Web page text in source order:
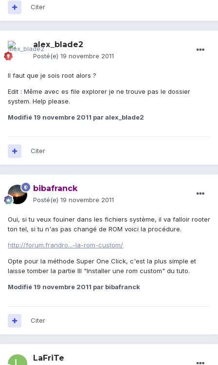
Citer
alex_blade2
Posté(e) 19 novembre 2011
Il faut que je sois root alors ?
Edit : Même avec es file explorer je ne trouve pas le dossier
system. Help please.
Modifié 19 novembre 2011 par alex_blade2
Citer
bibafranck
Posté(e) 19 novembre 2011
Oui, si tu veux fouiner dans les fichiers système, il va falloir rooter
ton tel, si tu n'as pas changé de ROM voici la procédure.
http://forum.frandro...-la-rom-custom/
Opte pour la méthode Super One Click, c'est la plus simple et
laisse tomber la partie III "Installer une rom custom" du tuto.
Modifié 19 novembre 2011 par bibafranck
Citer
LaFriTe